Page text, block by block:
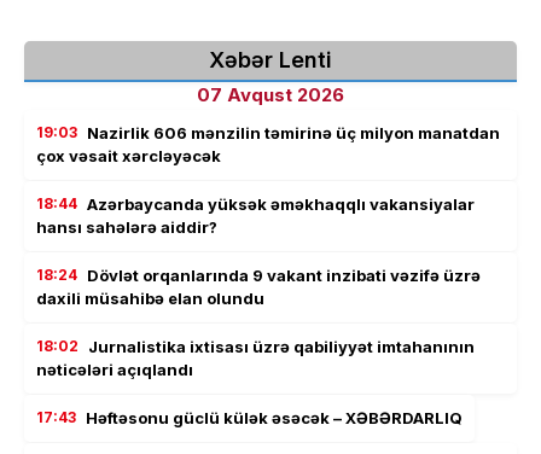
Xəbər Lenti
07 Avqust 2026
19:03 Nazirlik 606 mənzilin təmirinə üç milyon manatdan
çox vəsait xərcləyəcək
18:44 Azərbaycanda yüksək əməkhaqqlı vakansiyalar
hansı sahələrə aiddir?
18:24 Dövlət orqanlarında 9 vakant inzibati vəzifə üzrə
daxili müsahibə elan olundu
18:02
Jurnalistika ixtisası üzrə qabiliyyət imtahanının
nəticələri açıqlandı
17:43 Həftəsonu güclü külək əsəcək – XƏBƏRDARLIQ